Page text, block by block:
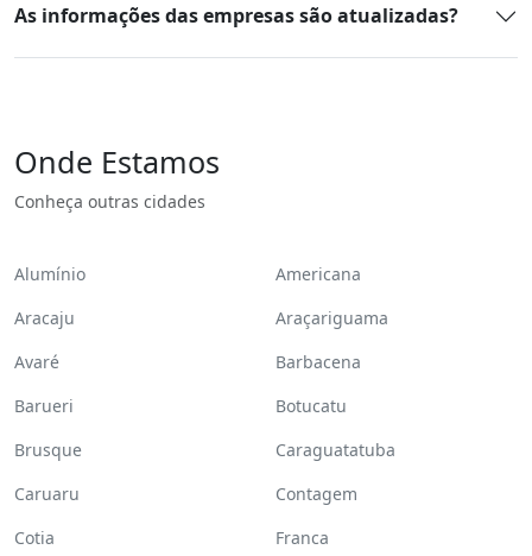
As informações das empresas são atualizadas?
Onde Estamos
Conheça outras cidades
Alumínio
Americana
Aracaju
Araçariguama
Avaré
Barbacena
Barueri
Botucatu
Brusque
Caraguatatuba
Caruaru
Contagem
Cotia
Franca